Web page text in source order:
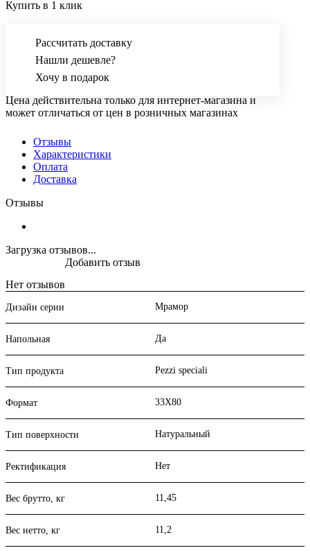
Купить в 1 клик
Рассчитать доставку
Нашли дешевле?
Хочу в подарок
Цена действительна только для интернет-магазина и
может отличаться от цен в розничных магазинах
Отзывы
Характеристики
Оплата
Доставка
Отзывы
Загрузка отзывов...
Нет отзывов
Добавить отзыв
Дизайн серии Мрамор
Напольная Да
Тип продукта Pezzi speciali
Формат 33X80
Тип поверхности Натуральный
Ректификация Нет
Вес брутто, кг 11,45
Вес нетто, кг 11,2